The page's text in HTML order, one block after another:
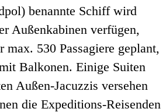
benannte Schiff wird
Außenkabinen verfügen,
max. 530 Passagiere geplant,
Balkonen. Einige Suiten
Außen-Jacuzzis versehen
die Expeditions-Reisenden